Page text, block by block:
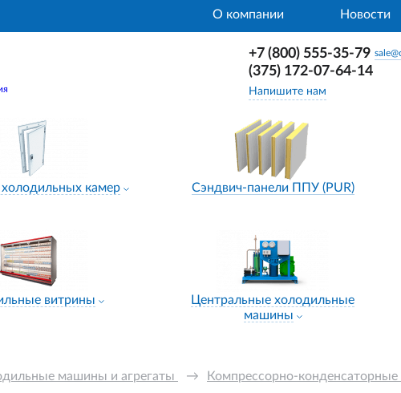
О компании Новости
+7 (800) 555-35-79
(375) 172-07-64-14
Напишите нам
камер Сэндвич-панели ППУ (PUR)
витрины
Центральные холодильные
машины
машины и агрегаты → Компрессорно-